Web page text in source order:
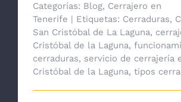
Categorías: Blog, Cerrajero en
Tenerife | Etiquetas: Cerraduras,
San Cristóbal de La Laguna,
Cristóbal de la Laguna,
cerraduras, servicio de cerrajería
Cristóbal de la Laguna, tipos